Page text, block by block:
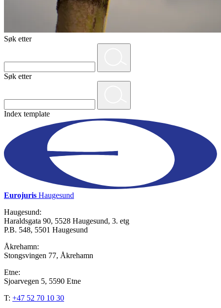
Søk etter
Søk etter
Index template
Eurojuris Haugesund
Haugesund:
Haraldsgata 90, 5528 Haugesund, 3. etg
P.B. 548, 5501 Haugesund
Åkrehamn:
Stongsvingen 77, Åkrehamn
Etne:
Sjoarvegen 5, 5590 Etne
T: +47 52 70 10 30